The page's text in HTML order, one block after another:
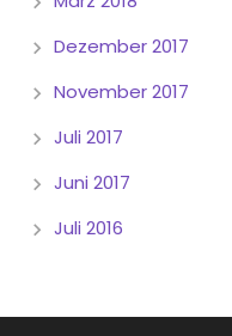
Dezember 2017
November 2017
Juli 2017
Juni 2017
Juli 2016